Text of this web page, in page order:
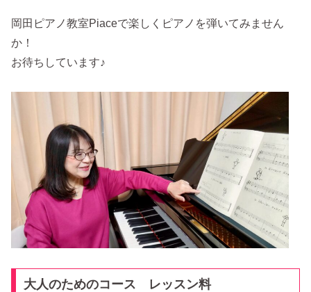
岡田ピアノ教室Piaceで楽しくピアノを弾いてみません
か！
お待ちしています♪
大人のためのコース レッスン料